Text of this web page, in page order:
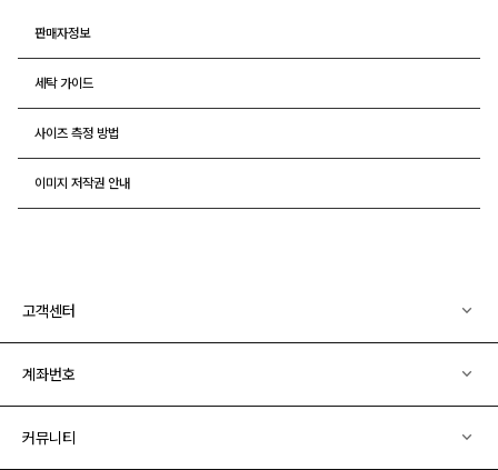
판매자정보
세탁 가이드
사이즈 측정 방법
이미지 저작권 안내
고객센터
계좌번호
커뮤니티